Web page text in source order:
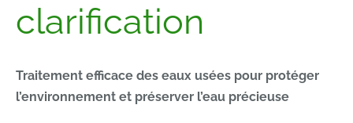
clarification
Traitement efficace des eaux usées pour protéger
l’environnement et préserver l’eau précieuse